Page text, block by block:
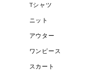
Tシャツ
ニット
アウター
ワンピース
スカート